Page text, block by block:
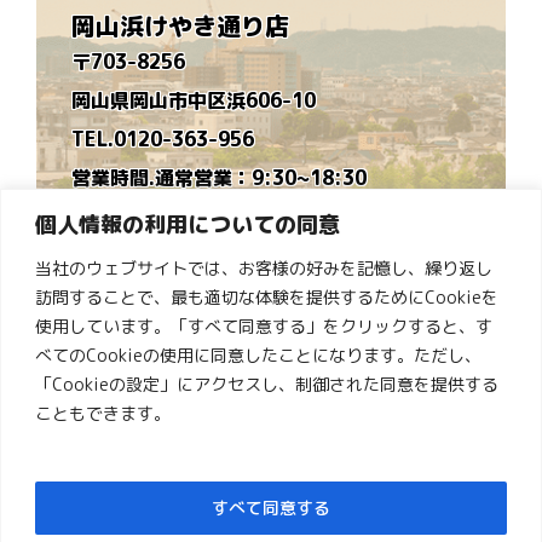
個人情報の利用についての同意
当社のウェブサイトでは、お客様の好みを記憶し、繰り返し
訪問することで、最も適切な体験を提供するためにCookieを
使用しています。「すべて同意する」をクリックすると、す
べてのCookieの使用に同意したことになります。ただし、
「Cookieの設定」にアクセスし、制御された同意を提供する
こともできます。
すべて同意する
岡山浜けやき通り店
〒703-8256
岡山県岡山市中区浜606-10
TEL.0120-363-956
営業時間.通常営業：9:30~18:30
時短営業：9:30~16:30
※毎月営業カレンダーを作ります
定休日.水曜日
ゆめタウン倉敷店
〒710-0834
岡山県倉敷市笹沖1274-1ゆめタウン倉敷１階
営業時間.10:00~19:00